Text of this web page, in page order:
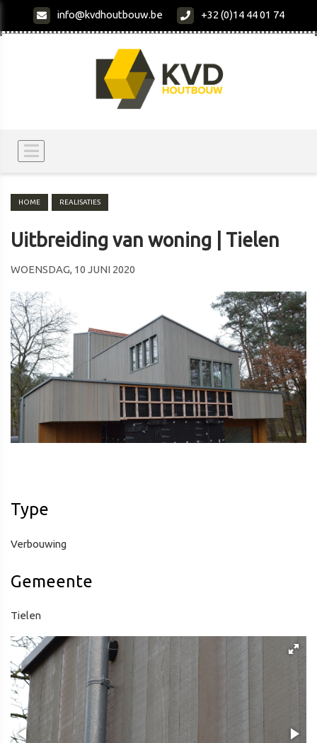
info@kvdhoutbouw.be +32 (0)14 44 01 74
HOME REALISATIES
Uitbreiding van woning | Tielen
WOENSDAG, 10 JUNI 2020
Type
Verbouwing
Gemeente
Tielen